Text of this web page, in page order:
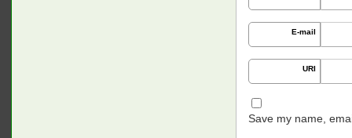
E-mail
URI
Save my name,